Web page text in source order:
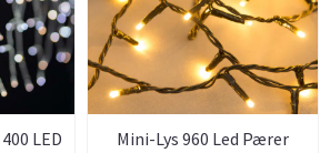
LED
Mini-Lys 960 Led Pærer